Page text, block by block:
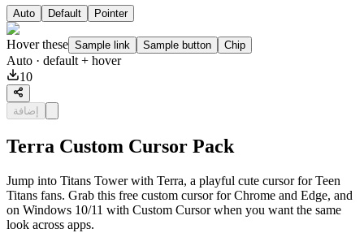
Auto Default Pointer
Hover these Sample link Sample button Chip
Auto · default + hover
10
إضافة
Terra Custom Cursor Pack
Jump into Titans Tower with Terra, a playful cute cursor for Teen
Titans fans. Grab this free custom cursor for Chrome and Edge, and
on Windows 10/11 with Custom Cursor when you want the same
look across apps.